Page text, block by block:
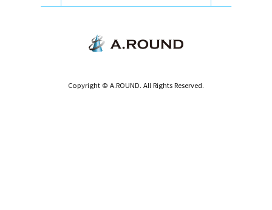
Copyright © A.ROUND. All Rights Reserved.